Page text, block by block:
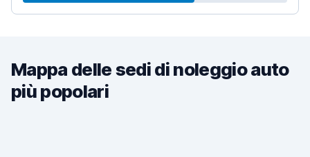
Mappa delle sedi di noleggio auto
più popolari